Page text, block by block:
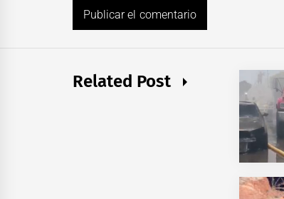
Related Post